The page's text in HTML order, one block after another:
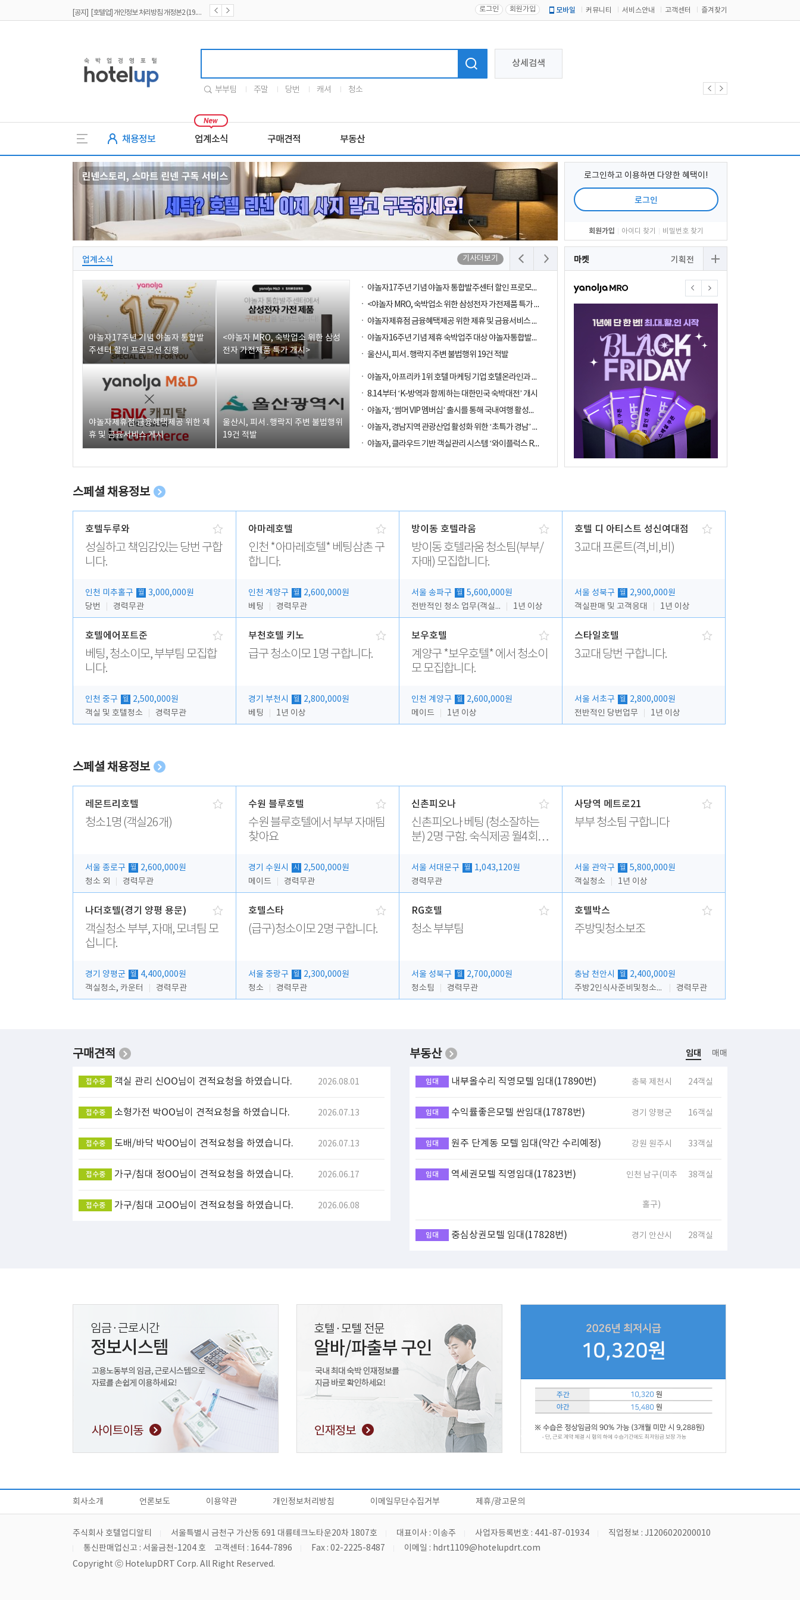
[공지] [호텔업] 개인정보 처리방침 개정본2 (19.09.02) 로그인 회원가입 모바일 커뮤니티 서비스안내 고객센터 즐겨찾기
상세검색
부부팀 주말 당번 캐셔 청소
채용정보 업계소식 구매견적 부동산
업계소식 기사더보기
야놀자17주년 기념 야놀자 통합발
주센터 할인 프로모션 진행
<야놀자 MRO, 숙박업소 위한 삼성
전자 가전제품 특가 개시>
야놀자제휴점 금융혜택제공 위한 제
휴 및 금융서비스 게시
울산시, 피서․행락지 주변 불법행위
19건 적발
야놀자17주년 기념 야놀자 통합발주센터 할인 프로모션 진행
<야놀자 MRO, 숙박업소 위한 삼성전자 가전제품 특가 개시>
야놀자제휴점 금융혜택제공 위한 제휴 및 금융서비스 게시
야놀자16주년 기념 제휴 숙박업주 대상 야놀자통합발주센터 할인쿠폰 증정
울산시, 피서․행락지 주변 불법행위 19건 적발
야놀자, 아프리카 1위 호텔 마케팅 기업 호텔온라인과 전략적 파트너십 체결
8.14.부터 ‘K-방역과 함께 하는 대한민국 숙박대전’ 개시
야놀자, ‘썸머 VIP 멤버십’ 출시를 통해 국내여행 활성화에 박차
야놀자, 경남지역 관광산업 활성화 위한 ‘초특가 경남’ 기획전 진행
야놀자, 클라우드 기반 객실관리 시스템 ‘와이플럭스 RMS’ 출시
로그인하고 이용하면 다양한 혜택이!
로그인
회원가입 아이디 찾기 비밀번호 찾기
마켓 기획전
스페셜 채용정보
호텔두루와
성실하고 책임감있는 당번 구합
니다.
인천 미추홀구 월
3,000,000원
당번
경력무관
아마레호텔
인천 *아마레호텔* 베팅삼촌 구
합니다.
인천 계양구 월
2,600,000원
베팅
경력무관
방이동 호텔라움
방이동 호텔라움 청소팀(부부/
자매) 모집합니다.
서울 송파구 월
5,600,000원
전반적인 청소 업무(객실청소.객실정리)
1년 이상
호텔 디 아티스트 성신여대점
3교대 프론트(격,비,비)
서울 성북구 월
2,900,000원
객실판매 및 고객응대
1년 이상
호텔에어포트준
베팅, 청소이모, 부부팀 모집합
니다.
인천 중구 월
2,500,000원
객실 및 호텔청소
경력무관
부천호텔 키노
급구 청소이모 1명 구합니다.
경기 부천시 월
2,800,000원
베팅
1년 이상
보우호텔
계양구 *보우호텔* 에서 청소이
모 모집합니다.
인천 계양구 월
2,600,000원
메이드
1년 이상
스타일호텔
3교대 당번 구합니다.
서울 서초구 월
2,800,000원
전반적인 당번업무
1년 이상
스페셜 채용정보
레몬트리호텔
청소1명 (객실26개)
서울 종로구 월
2,600,000원
청소 외
경력무관
수원 블루호텔
수원 블루호텔에서 부부 자매팀
찾아요
경기 수원시 시
2,500,000원
메이드
경력무관
신촌피오나
신촌피오나 베팅 (청소잘하는
분) 2명 구함. 숙식제공 월4회휴
서울 서대문구 월
1,043,120원
경력무관
사당역 메트로21
부부 청소팀 구합니다
서울 관악구 월
5,800,000원
객실청소
1년 이상
나더호텔(경기 양평 용문)
객실청소 부부, 자매, 모녀팀 모
십니다.
경기 양평군 월
4,400,000원
객실청소, 카운터
경력무관
호텔스타
(급구)청소이모 2명 구합니다.
서울 중랑구 월
2,300,000원
청소
경력무관
RG호텔
청소 부부팀
서울 성북구 월
2,700,000원
청소팀
경력무관
호텔박스
주방및청소보조
충남 천안시 월
2,400,000원
주방2인식사준비및청소린렌보조
경력무관
구매견적
객실 관리
접수중 신OO님이 견적요청을 하였습니다. 2026.08.01
소형가전
접수중 박OO님이 견적요청을 하였습니다. 2026.07.13
도배/바닥
접수중 박OO님이 견적요청을 하였습니다. 2026.07.13
가구/침대
접수중 정OO님이 견적요청을 하였습니다. 2026.06.17
가구/침대
접수중 고OO님이 견적요청을 하였습니다. 2026.06.08
부동산 임대 매매
임대 내부올수리 직영모텔 임대(17890번) 충북 제천시 24객실
임대 수익률좋은모텔 싼임대(17878번) 경기 양평군 16객실
임대 원주 단계동 모텔 임대(약간 수리예정) 강원 원주시 33객실
임대 역세권모텔 직영임대(17823번) 인천 남구(미추
홀구)
38객실
임대 중심상권모텔 임대(17828번) 경기 안산시 28객실
회사소개 언론보도 이용약관 개인정보처리방침 이메일무단수집거부 제휴/광고문의
주식회사 호텔업디알티 서울특별시 금천구 가산동 691 대륭테크노타운20차 1807호 대표이사 : 이송주 사업자등록번호 : 441-87-01934
직업정보 : J1206020200010
통신판매업신고 : 서울금천-1204 호
고객센터 : 1644-7896 Fax : 02-2225-8487 이메일 : hdrt1109@hotelupdrt.com
Copyright ⓒ HotelupDRT Corp. All Right Reserved.